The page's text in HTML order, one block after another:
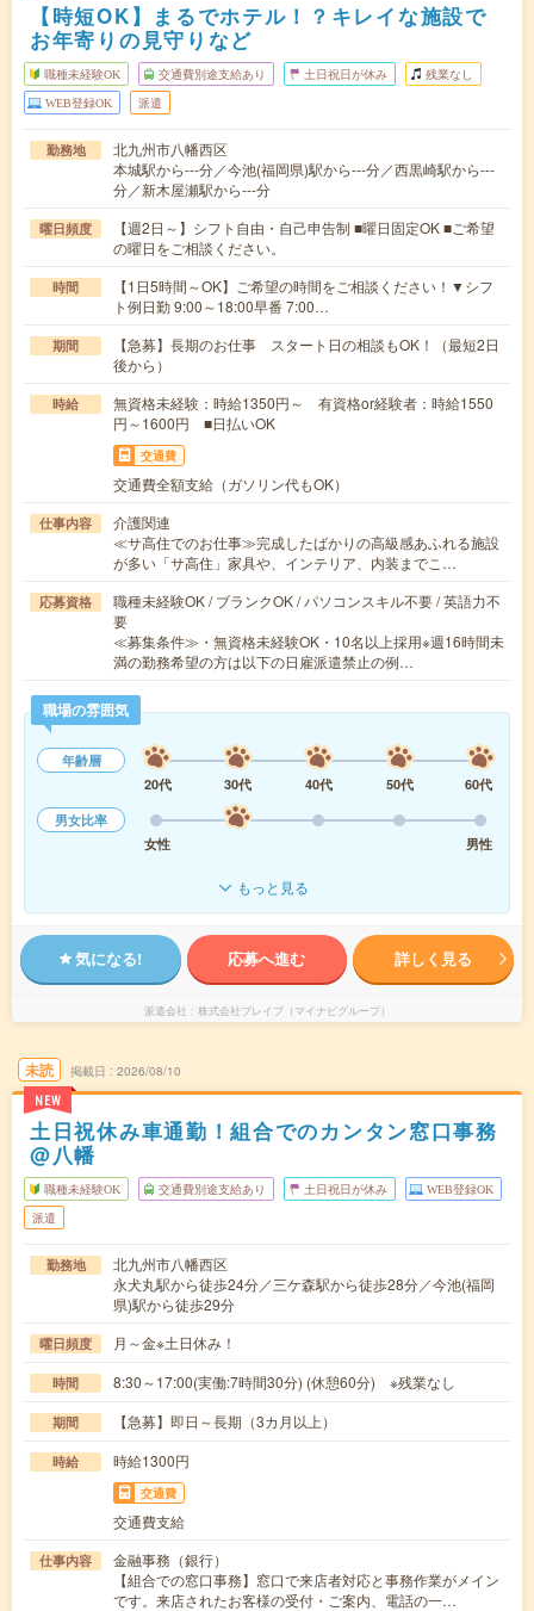
【時短OK】まるでホテル！？キレイな施設で
お年寄りの見守りなど
職種未経験OK 交通費別途支給あり 土日祝日が休み 残業なし
WEB登録OK 派遣
勤務地
北九州市八幡西区
本城駅から---分／今池(福岡県)駅から---分／西黒崎駅から---
分／新木屋瀬駅から---分
曜日頻度
【週2日～】シフト自由・自己申告制 ■曜日固定OK ■ご希望
の曜日をご相談ください。
時間
【1日5時間～OK】ご希望の時間をご相談ください！▼シフ
ト例日勤 9:00～18:00早番 7:00…
期間
【急募】長期のお仕事 スタート日の相談もOK！（最短2日
後から）
時給
無資格未経験：時給1350円～ 有資格or経験者：時給1550
円～1600円 ■日払いOK
交通費
交通費全額支給（ガソリン代もOK）
仕事内容
介護関連
≪サ高住でのお仕事≫完成したばかりの高級感あふれる施設
が多い「サ高住」家具や、インテリア、内装までこ…
応募資格
職種未経験OK / ブランクOK / パソコンスキル不要 / 英語力不
要
≪募集条件≫・無資格未経験OK・10名以上採用※週16時間未
満の勤務希望の方は以下の日雇派遣禁止の例…
職場の雰囲気
年齢層
20代
30代 40代 50代
60代
男女比率
女性
男性
もっと見る
気になる! 応募へ進む 詳しく見る
派遣会社 株式会社ブレイブ（マイナビグループ）
未読
NEW
掲載日 2026/08/10
土日祝休み車通勤！組合でのカンタン窓口事務
@八幡
職種未経験OK 交通費別途支給あり 土日祝日が休み WEB登録OK
派遣
勤務地
北九州市八幡西区
永犬丸駅から徒歩24分／三ケ森駅から徒歩28分／今池(福岡
県)駅から徒歩29分
曜日頻度 月～金※土日休み！
時間 8:30～17:00(実働:7時間30分) (休憩60分) ※残業なし
期間 【急募】即日～長期（3カ月以上）
時給 時給1300円
交通費
交通費支給
仕事内容
金融事務（銀行）
【組合での窓口事務】窓口で来店者対応と事務作業がメイン
です。来店されたお客様の受付・ご案内、電話の一…